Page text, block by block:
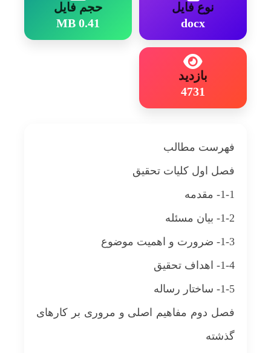
نوع فایل
docx
حجم فایل
0.41 MB
بازدید
4731
فهرست مطالب
فصل اول کلیات تحقیق
1-1- مقدمه
1-2- بیان مسئله
1-3- ضرورت و اهمیت موضوع
1-4- اهداف تحقیق
1-5- ساختار رساله
فصل دوم مفاهیم اصلی و مروری بر کارهای
گذشته